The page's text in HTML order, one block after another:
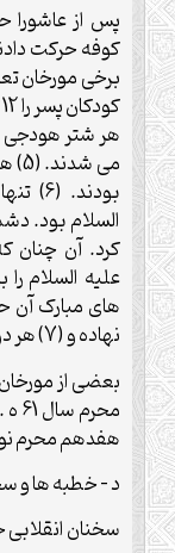
پس از عاشورا
کوفه حرکت
هر شتر
می
السلام بود.
کرد. آن چنان
علیه السلام
های مبارک آن
نهاده و (7) هر دو پای او را به شکم شتر بسته بودند. (8)
بعضی از
هفدهم محرم
د – خطبه ها و
سخنان